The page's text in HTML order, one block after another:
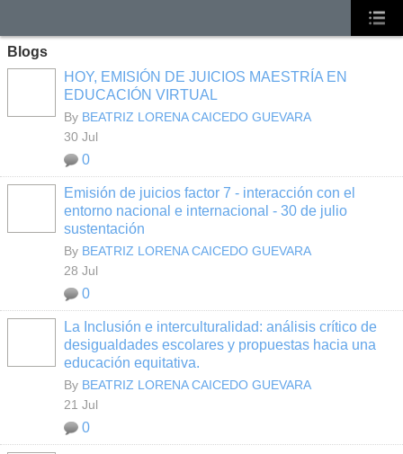
Blogs
HOY, EMISIÓN DE JUICIOS MAESTRÍA EN
EDUCACIÓN VIRTUAL
By BEATRIZ LORENA CAICEDO GUEVARA
30 Jul
0
Emisión de juicios factor 7 - interacción con el
entorno nacional e internacional - 30 de julio
sustentación
By BEATRIZ LORENA CAICEDO GUEVARA
28 Jul
0
La Inclusión e interculturalidad: análisis crítico de
desigualdades escolares y propuestas hacia una
educación equitativa.
By BEATRIZ LORENA CAICEDO GUEVARA
21 Jul
0